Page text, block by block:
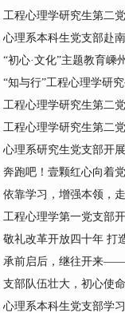
工程心理学研究生第二
心理系本科生党支部赴
“初心·文化”主题教育
“知与行”工程心理学研
工程心理学研究生第二
工程心理学研究生第二
心理系研究生党支部开
奔跑吧！壹颗红心向着
依靠学习，增强本领，
工程心理学第一党支部
敬礼改革开放四十年 打
承前启后，继往开来——
支部队伍壮大，初心使
心理系本科生党支部学